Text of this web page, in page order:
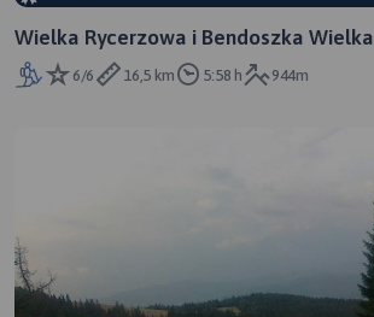
Wielka Rycerzowa i Bendoszka Wielka
6/6 16,5 km 5:58 h 944m